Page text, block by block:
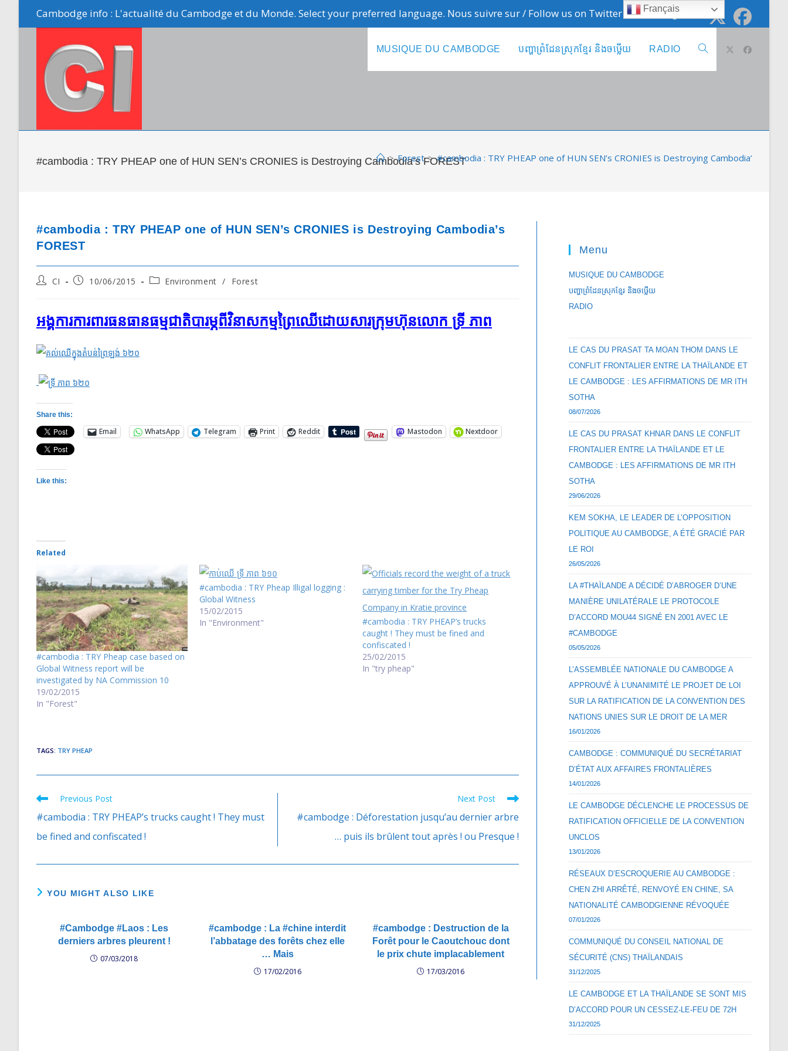
Cambodge info : L'actualité du Cambodge et du Monde. Select your preferred language. Nous suivre sur / Follow us on Twitter @cambodge_info
MUSIQUE DU CAMBODGE បញ្ហាព្រំដែនស្រុកខ្មែរ និងចឞ្លើយ RADIO Toggle
#cambodia : TRY PHEAP one of HUN SEN’s CRONIES is Destroying Cambodia’s FOREST
> Forest > #cambodia : TRY PHEAP one of HUN SEN’s CRONIES is Destroying Cambodia’s
#cambodia : TRY PHEAP one of HUN SEN’s CRONIES is Destroying Cambodia’s
FOREST
PostCI
Post10/06/2015
PostEnvironment / Forest
អង្គការ​ការពារ​ធនធាន​ធម្មជាតិ​បារម្ភ​ពី​វិនាសកម្ម​ព្រៃឈើ​ដោយសារ​ក្រុមហ៊ុន​លោក ទ្រី ភាព
Share this:
Email WhatsApp Telegram Print Reddit Mastodon Nextdoor
Like this:
Related
#cambodia : TRY Pheap case based on
Global Witness report will be
investigated by NA Commission 10
19/02/2015
In "Forest"
#cambodia : TRY Pheap Illigal logging :
Global Witness
15/02/2015
In "Environment"
#cambodia : TRY PHEAP’s trucks
caught ! They must be fined and
confiscated !
25/02/2015
In "try pheap"
TAGS: TRY PHEAP
Read
more
Previous Post
#cambodia : TRY PHEAP’s trucks caught ! They must
be fined and confiscated !
Next Post
#cambodge : Déforestation jusqu’au dernier arbre
… puis ils brûlent tout après ! ou Presque !
YOU MIGHT ALSO LIKE
#Cambodge #Laos : Les
derniers arbres pleurent !
07/03/2018
#cambodge : La #chine interdit
l’abbatage des forêts chez elle
… Mais
17/02/2016
#cambodge : Destruction de la
Forêt pour le Caoutchouc dont
le prix chute implacablement
17/03/2016
Menu
MUSIQUE DU CAMBODGE
បញ្ហាព្រំដែនស្រុកខ្មែរ និងចឞ្លើយ
RADIO
LE CAS DU PRASAT TA MOAN THOM DANS LE
CONFLIT FRONTALIER ENTRE LA THAÏLANDE ET
LE CAMBODGE : LES AFFIRMATIONS DE MR ITH
SOTHA
08/07/2026
LE CAS DU PRASAT KHNAR DANS LE CONFLIT
FRONTALIER ENTRE LA THAÏLANDE ET LE
CAMBODGE : LES AFFIRMATIONS DE MR ITH
SOTHA
29/06/2026
KEM SOKHA, LE LEADER DE L’OPPOSITION
POLITIQUE AU CAMBODGE, A ÉTÉ GRACIÉ PAR
LE ROI
26/05/2026
LA #THAÏLANDE A DÉCIDÉ D’ABROGER D’UNE
MANIÈRE UNILATÉRALE LE PROTOCOLE
D’ACCORD MOU44 SIGNÉ EN 2001 AVEC LE
#CAMBODGE
05/05/2026
L’ASSEMBLÉE NATIONALE DU CAMBODGE A
APPROUVÉ À L’UNANIMITÉ LE PROJET DE LOI
SUR LA RATIFICATION DE LA CONVENTION DES
NATIONS UNIES SUR LE DROIT DE LA MER
16/01/2026
CAMBODGE : COMMUNIQUÉ DU SECRÉTARIAT
D’ÉTAT AUX AFFAIRES FRONTALIÈRES
14/01/2026
LE CAMBODGE DÉCLENCHE LE PROCESSUS DE
RATIFICATION OFFICIELLE DE LA CONVENTION
UNCLOS
13/01/2026
RÉSEAUX D’ESCROQUERIE AU CAMBODGE :
CHEN ZHI ARRÊTÉ, RENVOYÉ EN CHINE, SA
NATIONALITÉ CAMBODGIENNE RÉVOQUÉE
07/01/2026
COMMUNIQUÉ DU CONSEIL NATIONAL DE
SÉCURITÉ (CNS) THAÏLANDAIS
31/12/2025
LE CAMBODGE ET LA THAÏLANDE SE SONT MIS
D’ACCORD POUR UN CESSEZ-LE-FEU DE 72H
31/12/2025
Français